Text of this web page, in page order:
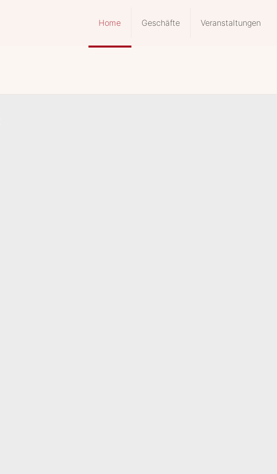
Home Geschäf­te Ver­an­stal­tun­gen